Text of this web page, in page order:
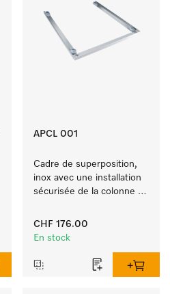
APCL 001
Cadre de superposition,
inox avec une installation
sécurisée de la colonne
CHF 176.00
En stock